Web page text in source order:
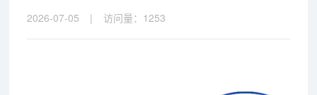
2026-07-05 | 访问量： 1253